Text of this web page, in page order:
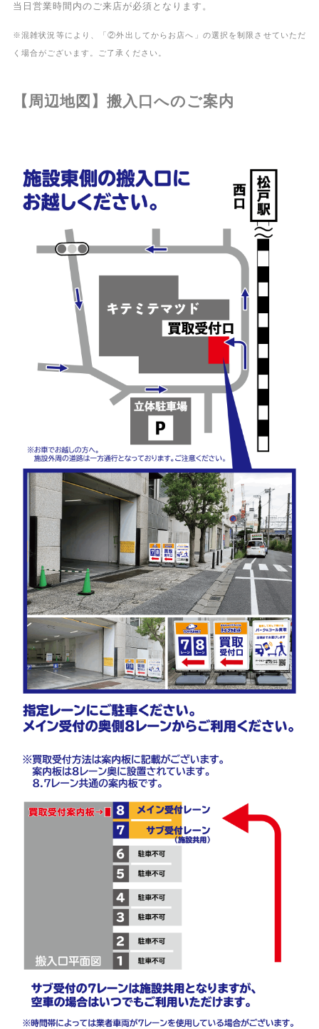
当日営業時間内のご来店が必須となります。
※混雑状況等により、「②外出してからお店へ」の選択を制限させていただ
く場合がございます。ご了承ください。
【周辺地図】搬入口へのご案内